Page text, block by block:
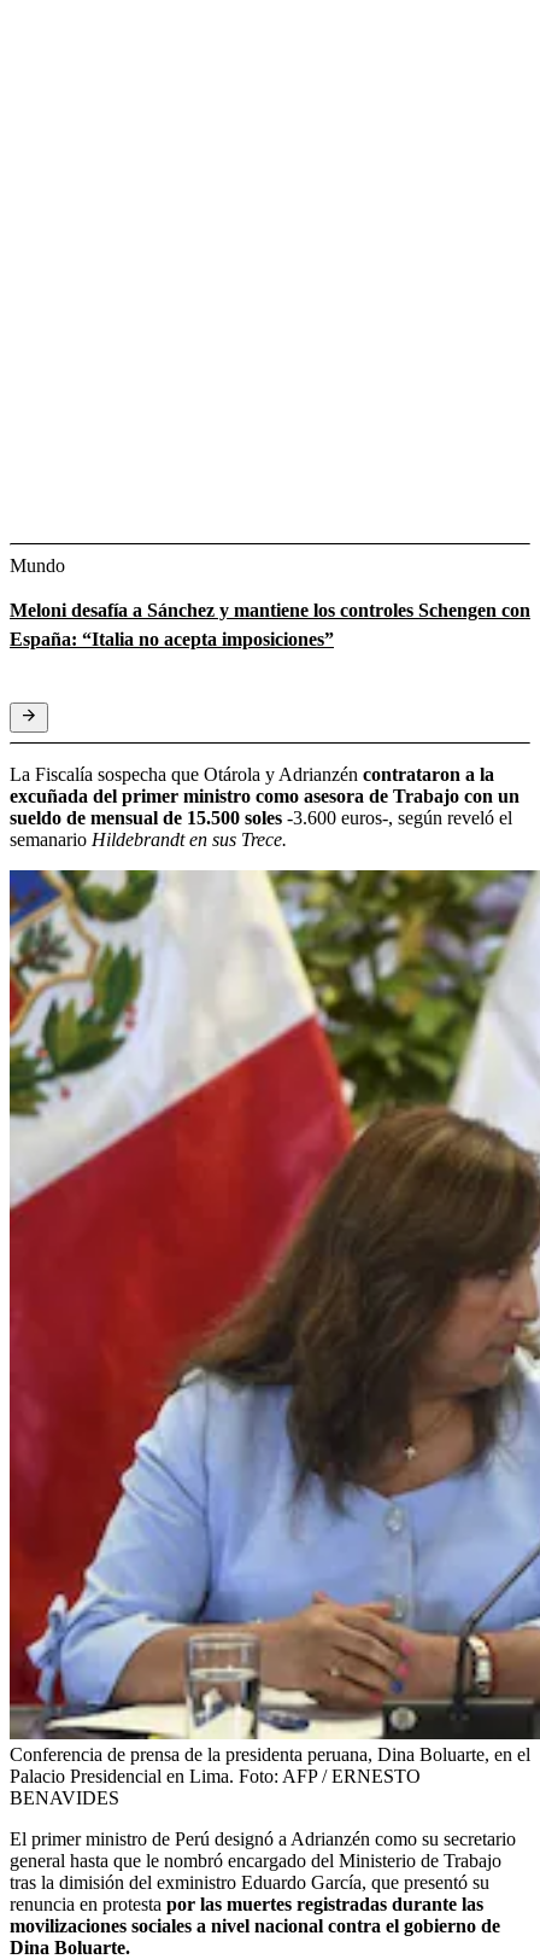
Mundo
Meloni desafía a Sánchez y mantiene los controles Schengen con
España: “Italia no acepta imposiciones”
La Fiscalía sospecha que Otárola y Adrianzén contrataron a la
excuñada del primer ministro como asesora de Trabajo con un
sueldo de mensual de 15.500 soles -3.600 euros-, según reveló el
semanario Hildebrandt en sus Trece.
Conferencia de prensa de la presidenta peruana, Dina Boluarte, en el
Palacio Presidencial en Lima. Foto: AFP / ERNESTO
BENAVIDES
El primer ministro de Perú designó a Adrianzén como su secretario
general hasta que le nombró encargado del Ministerio de Trabajo
tras la dimisión del exministro Eduardo García, que presentó su
renuncia en protesta por las muertes registradas durante las
movilizaciones sociales a nivel nacional contra el gobierno de
Dina Boluarte.